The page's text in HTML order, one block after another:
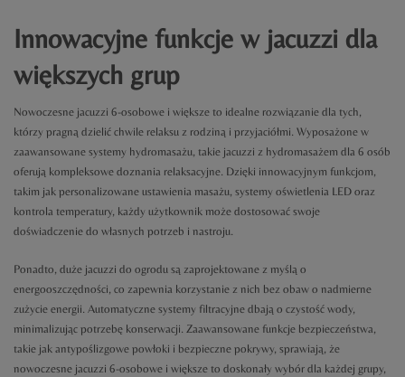
Innowacyjne funkcje w jacuzzi dla
większych grup
Nowoczesne jacuzzi 6-osobowe i większe to idealne rozwiązanie dla tych,
którzy pragną dzielić chwile relaksu z rodziną i przyjaciółmi. Wyposażone w
zaawansowane systemy hydromasażu, takie jacuzzi z hydromasażem dla 6 osób
oferują kompleksowe doznania relaksacyjne. Dzięki innowacyjnym funkcjom,
takim jak personalizowane ustawienia masażu, systemy oświetlenia LED oraz
kontrola temperatury, każdy użytkownik może dostosować swoje
doświadczenie do własnych potrzeb i nastroju.
Ponadto, duże jacuzzi do ogrodu są zaprojektowane z myślą o
energooszczędności, co zapewnia korzystanie z nich bez obaw o nadmierne
zużycie energii. Automatyczne systemy filtracyjne dbają o czystość wody,
minimalizując potrzebę konserwacji. Zaawansowane funkcje bezpieczeństwa,
takie jak antypoślizgowe powłoki i bezpieczne pokrywy, sprawiają, że
nowoczesne jacuzzi 6-osobowe i większe to doskonały wybór dla każdej grupy,